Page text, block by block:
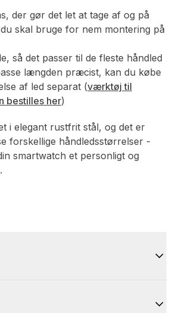
der gør det let at tage af og på
skal bruge for nem montering på
så det passer til de fleste håndled
længden præcist, kan du købe
af led separat (værktøj til
bestilles her)
i elegant rustfrit stål, og det er
forskellige håndledsstørrelser -
smartwatch et personligt og